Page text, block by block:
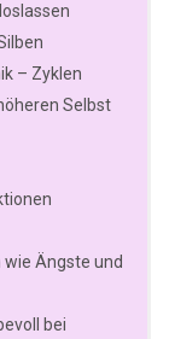
– Zyklen
Selbst
Ängste und
bei